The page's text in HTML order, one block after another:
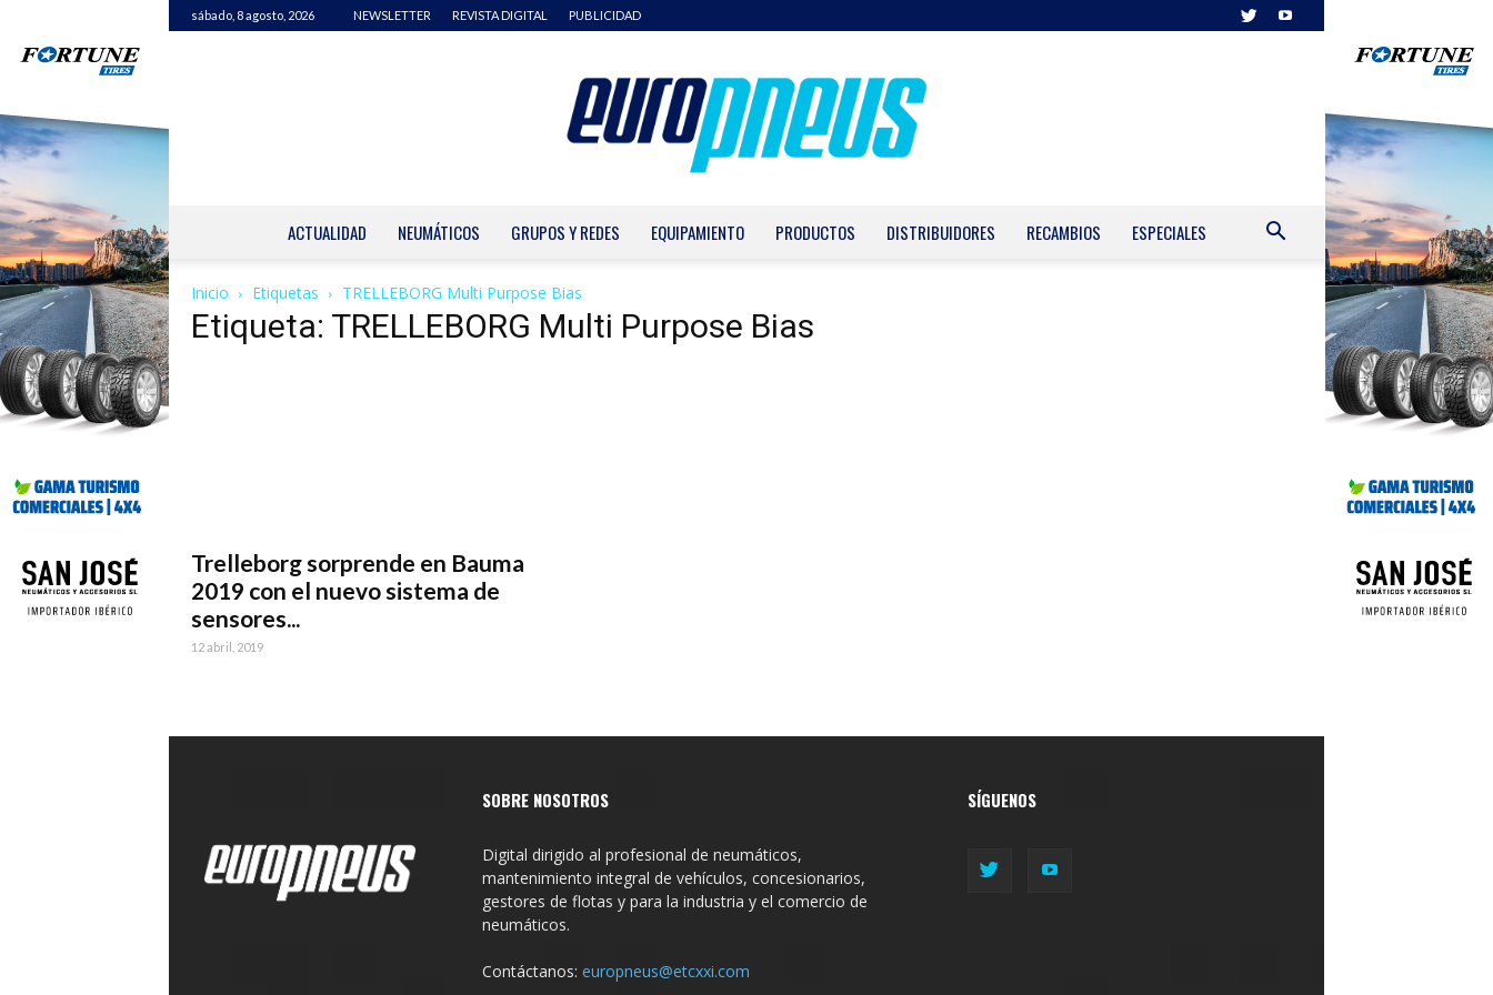
sábado, 8 agosto, 2026 NEWSLETTER REVISTA DIGITAL PUBLICIDAD
ACTUALIDAD NEUMÁTICOS GRUPOS Y REDES EQUIPAMIENTO PRODUCTOS DISTRIBUIDORES RECAMBIOS ESPECIALES
Inicio Etiquetas TRELLEBORG Multi Purpose Bias
Etiqueta: TRELLEBORG Multi Purpose Bias
Trelleborg sorprende en Bauma
2019 con el nuevo sistema de
sensores...
12 abril, 2019
SOBRE NOSOTROS
Digital dirigido al profesional de neumáticos,
mantenimiento integral de vehículos, concesionarios,
gestores de flotas y para la industria y el comercio de
neumáticos.
Contáctanos: europneus@etcxxi.com
SÍGUENOS